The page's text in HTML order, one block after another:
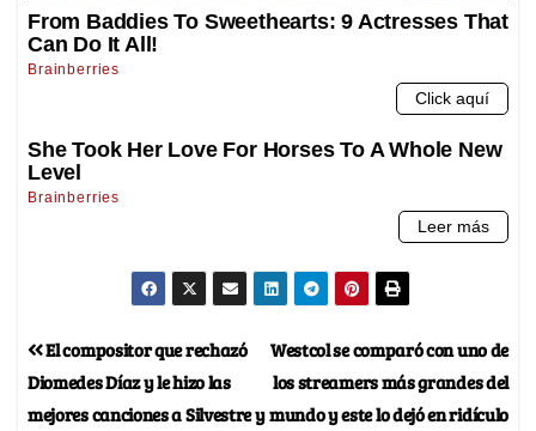
Westcol se comparó con uno de
los streamers más grandes del
mundo y este lo dejó en ridículo
El compositor que rechazó
Diomedes Díaz y le hizo las
mejores canciones a Silvestre y